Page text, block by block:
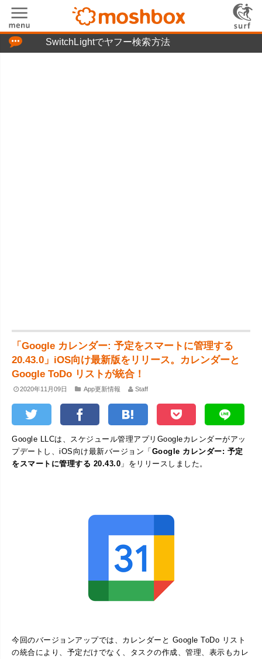
SwitchLightでヤフー検索方法
「Google カレンダー: 予定をスマートに管理する
20.43.0」iOS向け最新版をリリース。カレンダーと
Google ToDo リストが統合！
2020年11月09日 App更新情報 Staff
Google LLCは、スケジュール管理アプリGoogleカレンダーがアッ
プデートし、iOS向け最新バージョン「Google カレンダー: 予定
をスマートに管理する 20.43.0 」をリリースしました。
今回のバージョンアップでは、カレンダーと Google ToDo リスト
の統合により、予定だけでなく、タスクの作成、管理、表示もカレ
「つぶやき」の使い方